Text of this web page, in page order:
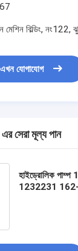
বিল্ডিং, নং122,
এখন যোগাযোগ
এর সেরা মূল্য পান
হাইড্রোলিক
1232231